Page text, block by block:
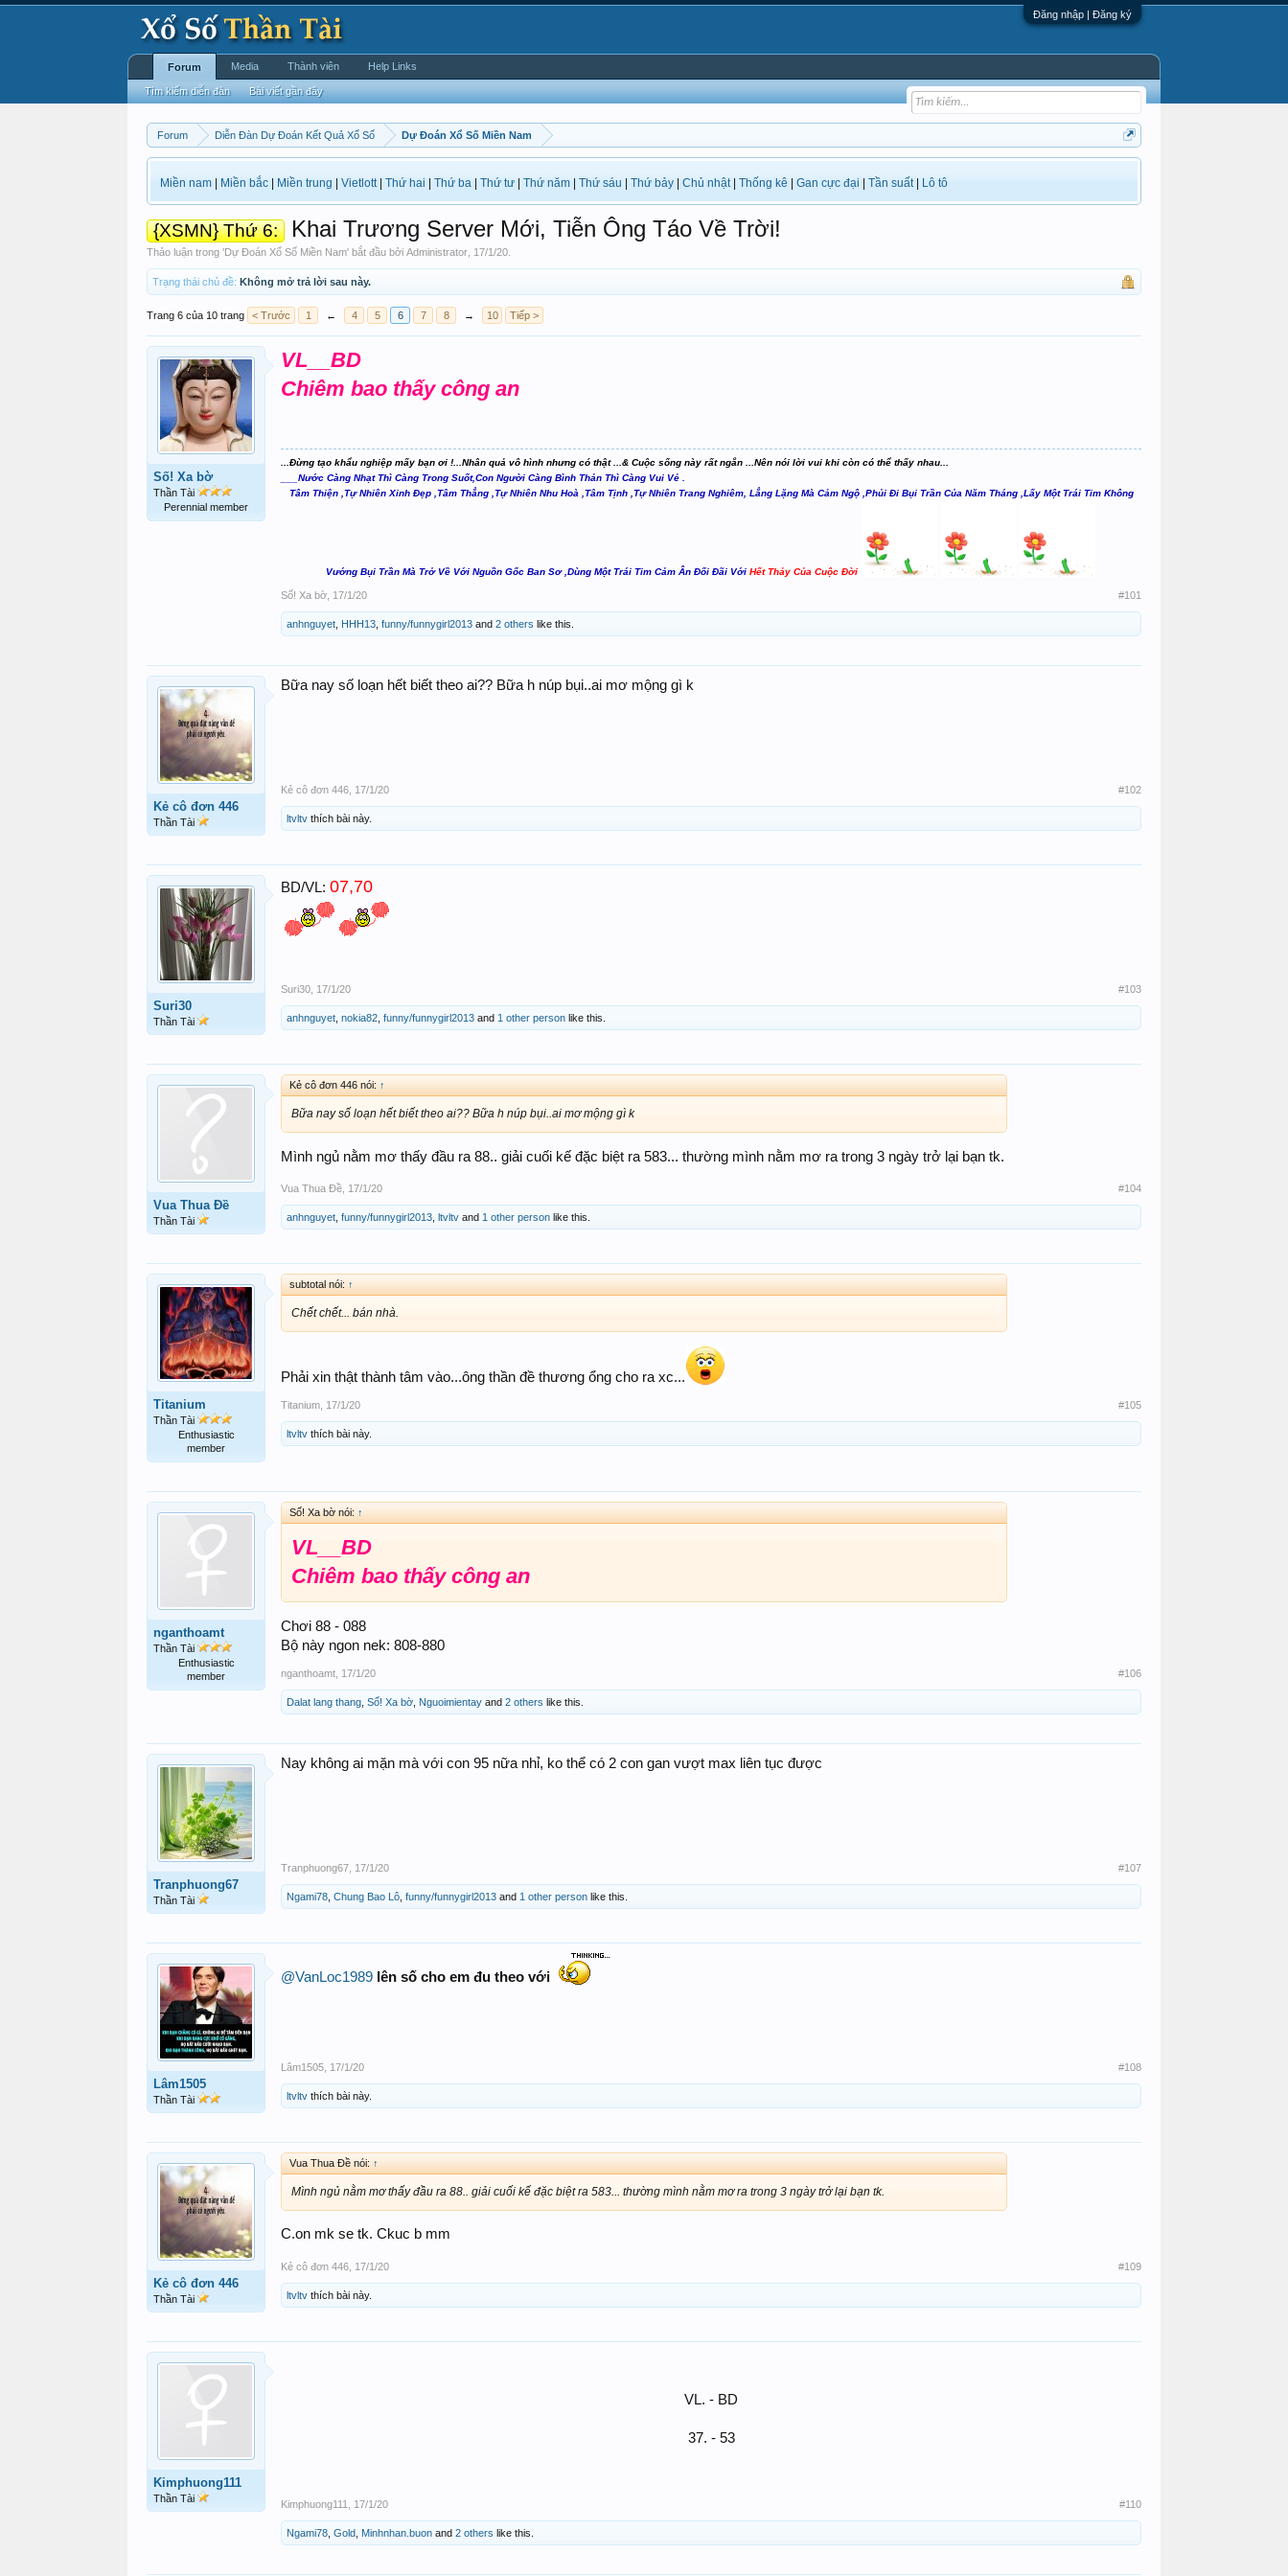
Đăng nhập | Đăng ký
Forum Diễn Đàn Dự Đoán Kết Quả Xổ Số Dự Đoán Xổ Số Miền Nam
Miền nam Miền bắc Miền trung Vietlott| Thứ hai Thứ ba Thứ tư Thứ năm Thứ sáu Thứ bảy Chủ nhật| Thống kê Gan cực đại Tần suất| Lô tô
{XSMN} Thứ 6: Khai Trương Server Mới, Tiễn Ông Táo Về Trời!
Thảo luận trong 'Dự Đoán Xổ Số Miền Nam' bắt đầu bởi Administrator 17/1/20
Trạng thái chủ đề: Không mở trả lời sau này.
Trang 6 của 10 trang < Trước 1 ← 4 5 6 7 8 → 10 Tiếp >
Số! Xa bờ
Thần Tài
Perennial member
VL__BD
Chiêm bao thấy công an ‍
...Đừng tạo khẩu nghiệp mấy bạn ơi !...Nhân quả vô hình nhưng có thật ...& Cuộc sống này rất ngắn ...Nên nói lời vui khi còn có thể thấy nhau...
___Nước Càng Nhạt Thì Càng Trong Suốt,Con Người Càng Bình Thản Thì Càng Vui Vẻ .
Tâm Thiện ,Tự Nhiên Xinh Đẹp ,Tâm Thẳng ,Tự Nhiên Nhu Hoà ,Tâm Tịnh ,Tự Nhiên Trang Nghiêm, Lẳng Lặng Mà Cảm Ngộ ,Phủi Đi Bụi Trần Của Năm Tháng ,Lấy Một Trái Tim Không
Vướng Bụi Trần Mà Trở Về Với Nguồn Gốc Ban Sơ ,Dùng Một Trái Tim Cảm Ân Đối Đãi Với Hết Thảy Của Cuộc Đời
Số! Xa bờ 17/1/20 #101
anhnguyet HHH13 funny/funnygirl2013 and 2 others like this.
Kẻ cô đơn 446
Thần Tài
Bữa nay số loạn hết biết theo ai?? Bữa h núp bụi..ai mơ mộng gì k
Kẻ cô đơn 446 17/1/20 #102
ltvltv thích bài này.
Suri30
Thần Tài
BD/VL: 07,70
Suri30 17/1/20 #103
anhnguyet nokia82 funny/funnygirl2013 and 1 other person like this.
Vua Thua Đề
Thần Tài
Kẻ cô đơn 446 nói: ↑
Bữa nay số loạn hết biết theo ai?? Bữa h núp bụi..ai mơ mộng gì k
Mình ngủ nằm mơ thấy đầu ra 88.. giải cuối kế đặc biệt ra 583... thường mình nằm mơ ra trong 3 ngày trở lại bạn tk.
Vua Thua Đề 17/1/20 #104
anhnguyet funny/funnygirl2013 ltvltv and 1 other person like this.
Titanium
Thần Tài
Enthusiastic
member
subtotal nói: ↑
Chết chết... bán nhà.
Phải xin thật thành tâm vào...ông thần đề thương ổng cho ra xc...
Titanium 17/1/20 #105
ltvltv thích bài này.
nganthoamt
Thần Tài
Enthusiastic
member
Số! Xa bờ nói: ↑
VL__BD
Chiêm bao thấy công an ‍
Chơi 88 - 088
Bộ này ngon nek: 808-880
nganthoamt 17/1/20 #106
Dalat lang thang Số! Xa bờ Nguoimientay and 2 others like this.
Tranphuong67
Thần Tài
Nay không ai mặn mà với con 95 nữa nhỉ, ko thể có 2 con gan vượt max liên tục được
Tranphuong67 17/1/20 #107
Ngami78 Chung Bao Lô funny/funnygirl2013 and 1 other person like this.
Lâm1505
Thần Tài
@VanLoc1989 lên số cho em đu theo với
Lâm1505 17/1/20 #108
ltvltv thích bài này.
Kẻ cô đơn 446
Thần Tài
Vua Thua Đề nói: ↑
Mình ngủ nằm mơ thấy đầu ra 88.. giải cuối kế đặc biệt ra 583... thường mình nằm mơ ra trong 3 ngày trở lại bạn tk.
C.on mk se tk. Ckuc b mm
Kẻ cô đơn 446 17/1/20 #109
ltvltv thích bài này.
Kimphuong111
Thần Tài
VL. - BD
37. - 53
Kimphuong111 17/1/20 #110
Ngami78 Gold Minhnhan.buon and 2 others like this.
Forum
Tìm kiếm diễn đàn Bài viết gần đây
Media Thành viên Help Links